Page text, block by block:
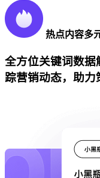
热点内容多
全方位关键词数据
踪营销动态，助力